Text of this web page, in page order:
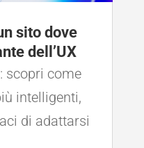
sito dove
dell’UX
scopri come
intelligenti,
di adattarsi